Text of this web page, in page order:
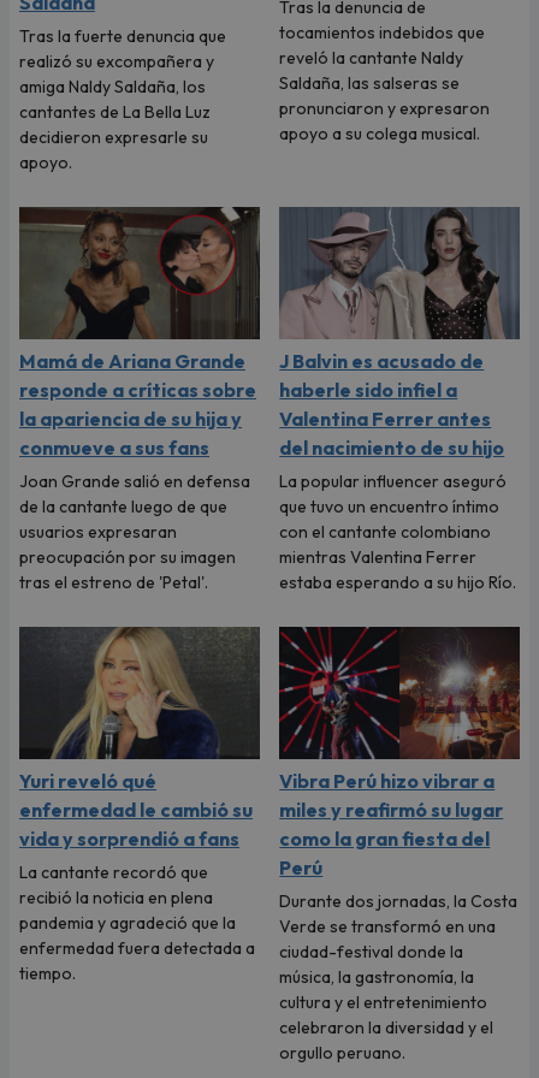
Tras la fuerte denuncia que
realizó su excompañera y
amiga Naldy Saldaña, los
cantantes de La Bella Luz
decidieron expresarle su
apoyo.
Tras la denuncia de
tocamientos indebidos que
reveló la cantante Naldy
Saldaña, las salseras se
pronunciaron y expresaron
apoyo a su colega musical.
Mamá de Ariana Grande
responde a críticas sobre
la apariencia de su hija y
conmueve a sus fans
Joan Grande salió en defensa
de la cantante luego de que
usuarios expresaran
preocupación por su imagen
tras el estreno de 'Petal'.
J Balvin es acusado de
haberle sido infiel a
Valentina Ferrer antes
del nacimiento de su hijo
La popular influencer aseguró
que tuvo un encuentro íntimo
con el cantante colombiano
mientras Valentina Ferrer
estaba esperando a su hijo Río.
Yuri reveló qué
enfermedad le cambió su
vida y sorprendió a fans
La cantante recordó que
recibió la noticia en plena
pandemia y agradeció que la
enfermedad fuera detectada a
tiempo.
Vibra Perú hizo vibrar a
miles y reafirmó su lugar
como la gran fiesta del
Perú
Durante dos jornadas, la Costa
Verde se transformó en una
ciudad-festival donde la
música, la gastronomía, la
cultura y el entretenimiento
celebraron la diversidad y el
orgullo peruano.